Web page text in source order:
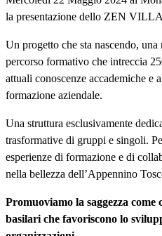
la presentazione dello ZEN
Un progetto che sta nascendo,
percorso formativo che intreccia
attuali conoscenze accademiche
formazione aziendale.
Una struttura esclusivamente
trasformative di gruppi e singoli.
esperienze di formazione e di
nella bellezza dell’Appennino
Promuoviamo la saggezza come
basilari che favoriscono lo